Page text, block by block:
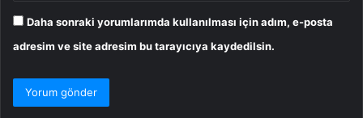
Daha sonraki yorumlarımda kullanılması için adım, e-posta
adresim ve site adresim bu tarayıcıya kaydedilsin.